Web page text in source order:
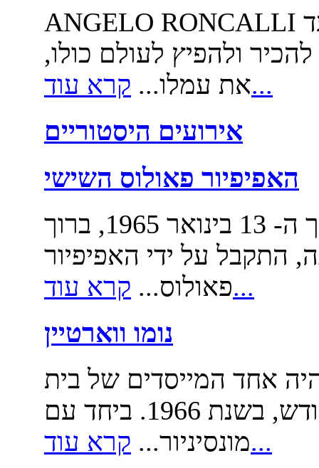
ANGELO RONCALLI בית ארגנטינה הקים את הועד
להכיר ולהפיץ לעולם כולו,
את עמלו...קרא עוד...
אירועים היסטוריים
האפיפיור פאולוס השישי
האפיפיור פאולוס השישי בתאריך ה- 13 בינואר 1965, ברוך
התקבל על ידי האפיפיור
פאולוס...קרא עוד...
נומו ווארטיין
היה אחד המייסדים של בית
ארגנטינה בישראל, ארץ הקודש, בשנת 1966. ביחד עם
מונסיניור...קרא עוד...